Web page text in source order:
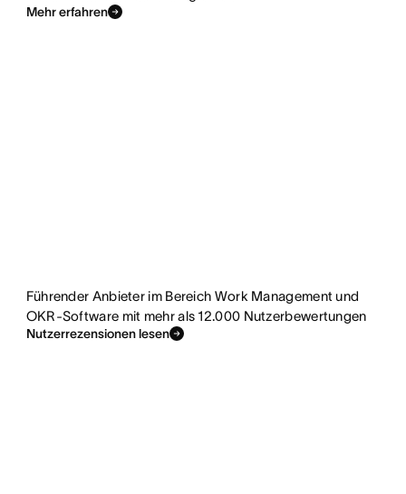
Mehr erfahren
Führender Anbieter im Bereich Work Management und
OKR-Software mit mehr als 12.000 Nutzerbewertungen
Nutzerrezensionen lesen